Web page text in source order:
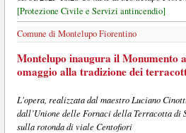
[Protezione Civile e Servizi antincendio]
Comune di Montelupo Fiorentino
Montelupo inaugura il Monumento
omaggio alla tradizione dei
L'opera, realizzata dal maestro Luciano
dall’Unione delle Fornaci della Terracotta di
sulla rotonda di viale Centofiori